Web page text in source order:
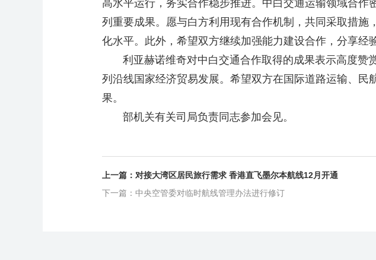
高水平运行，务实合作稳步推进。中白交通运输领域合
列重要成果。愿与白方利用现有合作机制，共同采取措施
化水平。此外，希望双方继续加强能力建设合作，分享经
利亚赫诺维奇对中白交通合作取得的成果表示高度赞
列沿线国家经济贸易发展。希望双方在国际道路运输、
果。
部机关有关司局负责同志参加会见。
上一篇：对接大湾区居民旅行需求 香港直飞墨尔本航线12月开通
下一篇：中央空管委对临时航线管理办法进行修订